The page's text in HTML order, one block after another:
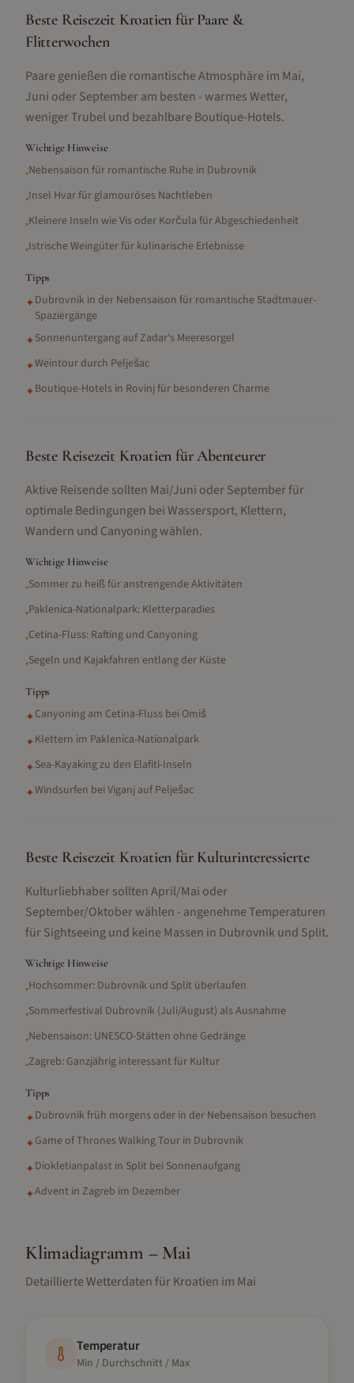
Beste Reisezeit Kroatien für Paare &
Flitterwochen
Paare genießen die romantische Atmosphäre im Mai,
Juni oder September am besten - warmes Wetter,
weniger Trubel und bezahlbare Boutique-Hotels.
Wichtige Hinweise
•Nebensaison für romantische Ruhe in Dubrovnik
•Insel Hvar für glamouröses Nachtleben
•Kleinere Inseln wie Vis oder Korčula für Abgeschiedenheit
•Istrische Weingüter für kulinarische Erlebnisse
Tipps
✦Dubrovnik in der Nebensaison für romantische Stadtmauer-
Spaziergänge
✦Sonnenuntergang auf Zadar's Meeresorgel
✦Weintour durch Pelješac
✦Boutique-Hotels in Rovinj für besonderen Charme
Beste Reisezeit Kroatien für Abenteurer
Aktive Reisende sollten Mai/Juni oder September für
optimale Bedingungen bei Wassersport, Klettern,
Wandern und Canyoning wählen.
Wichtige Hinweise
•Sommer zu heiß für anstrengende Aktivitäten
•Paklenica-Nationalpark: Kletterparadies
•Cetina-Fluss: Rafting und Canyoning
•Segeln und Kajakfahren entlang der Küste
Tipps
✦Canyoning am Cetina-Fluss bei Omiš
✦Klettern im Paklenica-Nationalpark
✦Sea-Kayaking zu den Elafiti-Inseln
✦Windsurfen bei Viganj auf Pelješac
Beste Reisezeit Kroatien für Kulturinteressierte
Kulturliebhaber sollten April/Mai oder
September/Oktober wählen - angenehme Temperaturen
für Sightseeing und keine Massen in Dubrovnik und Split.
Wichtige Hinweise
•Hochsommer: Dubrovnik und Split überlaufen
•Sommerfestival Dubrovnik (Juli/August) als Ausnahme
•Nebensaison: UNESCO-Stätten ohne Gedränge
•Zagreb: Ganzjährig interessant für Kultur
Tipps
✦Dubrovnik früh morgens oder in der Nebensaison besuchen
✦Game of Thrones Walking Tour in Dubrovnik
✦Diokletianpalast in Split bei Sonnenaufgang
✦Advent in Zagreb im Dezember
Klimadiagramm – Mai
Detaillierte Wetterdaten fürKroatien im Mai
Temperatur
Min / Durchschnitt / Max